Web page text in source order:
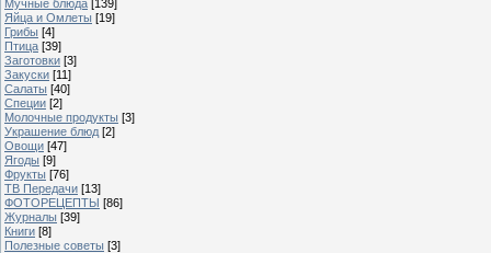
Мучные блюда [139]
Яйца и Омлеты [19]
Грибы [4]
Птица [39]
Заготовки [3]
Закуски [11]
Салаты [40]
Специи [2]
Молочные продукты [3]
Украшение блюд [2]
Овощи [47]
Ягоды [9]
Фрукты [76]
ТВ Передачи [13]
ФОТОРЕЦЕПТЫ [86]
Журналы [39]
Книги [8]
Полезные советы [3]